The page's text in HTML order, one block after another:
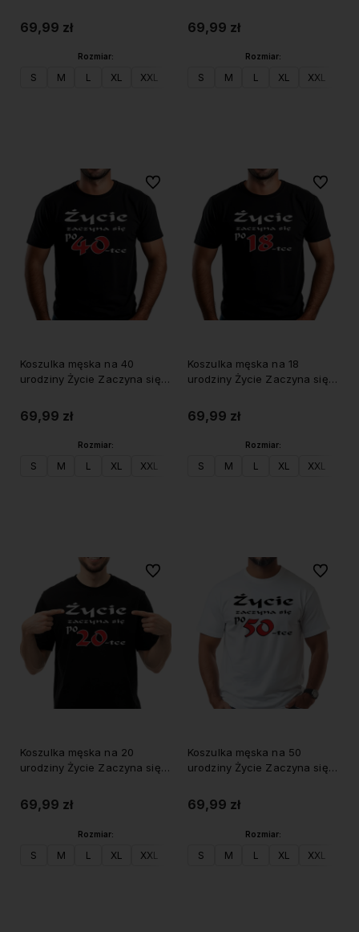
69,99 zł
Rozmiar:
S M L XL XXL
69,99 zł
Rozmiar:
S M L XL XXL
Koszulka męska na 40
urodziny Życie Zaczyna się
69,99 zł
Rozmiar:
S M L XL XXL
Do ulubionych
Koszulka męska na 18
urodziny Życie Zaczyna się
69,99 zł
Rozmiar:
S M L XL XXL
Do
Koszulka męska na 20
urodziny Życie Zaczyna się
69,99 zł
Rozmiar:
S M L XL XXL
Do ulubionych
Koszulka męska na 50
urodziny Życie Zaczyna się
69,99 zł
Rozmiar:
S M L XL XXL
Do